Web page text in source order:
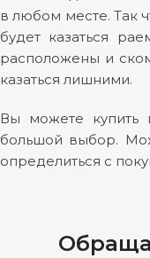
в любом месте. Так
будет казаться
расположены и
казаться лишними.
Вы можете купить
большой выбор.
определиться с